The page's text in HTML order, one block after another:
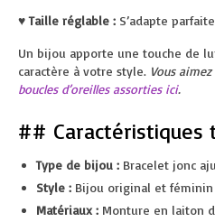
♥Taille réglable : S’adapte
Un bijou apporte une touche de
caractère à votre style. Vous
boucles d’oreilles assorties ici.
## Caractéristiques
Type de bijou : Bracelet jonc
Style : Bijou original et féminin
Matériaux : Monture en laiton